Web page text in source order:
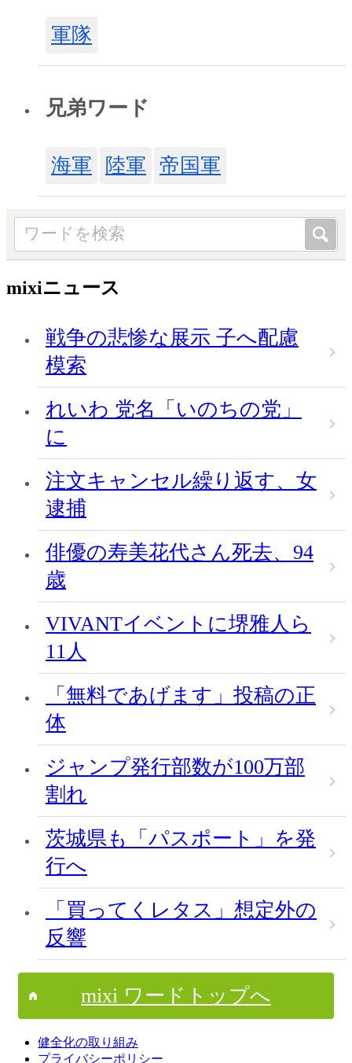
軍隊
兄弟ワード
海軍 陸軍 帝国軍
mixiニュース
戦争の悲惨な展示 子へ配慮
模索
れいわ 党名「いのちの党」
に
注文キャンセル繰り返す、女
逮捕
俳優の寿美花代さん死去、94
歳
VIVANTイベントに堺雅人ら
11人
「無料であげます」投稿の正
体
ジャンプ発行部数が100万部
割れ
茨城県も「パスポート」を発
行へ
「買ってくレタス」想定外の
反響
mixi ワードトップへ
健全化の取り組み
プライバシーポリシー